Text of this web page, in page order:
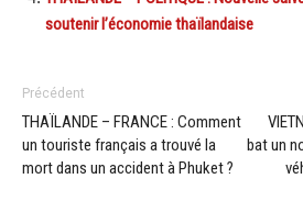
soutenir l’économie thaïlandaise
Précédent
THAÏLANDE – FRANCE : Comment
un touriste français a trouvé la
mort dans un accident à Phuket ?
bat un